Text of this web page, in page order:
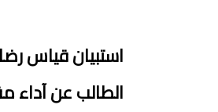
استبيان قياس رضا
الطالب عن آداء